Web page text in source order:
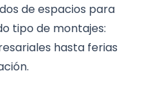
de espacios para
tipo de montajes:
hasta ferias